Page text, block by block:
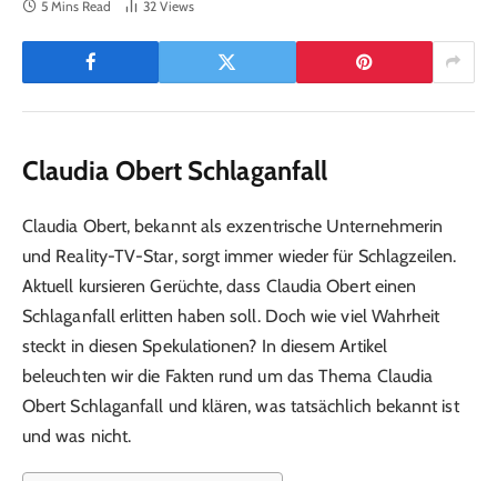
5 Mins Read
32 Views
Claudia Obert Schlaganfall
Claudia Obert, bekannt als exzentrische Unternehmerin
und Reality-TV-Star, sorgt immer wieder für Schlagzeilen.
Aktuell kursieren Gerüchte, dass Claudia Obert einen
Schlaganfall erlitten haben soll. Doch wie viel Wahrheit
steckt in diesen Spekulationen? In diesem Artikel
beleuchten wir die Fakten rund um das Thema Claudia
Obert Schlaganfall und klären, was tatsächlich bekannt ist
und was nicht.